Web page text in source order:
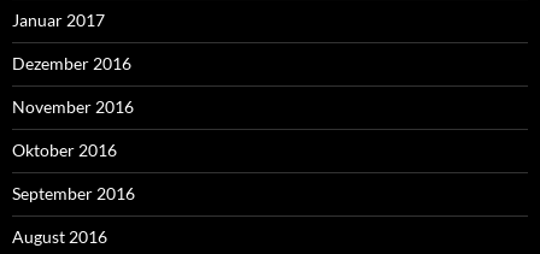
Januar 2017
Dezember 2016
November 2016
Oktober 2016
September 2016
August 2016